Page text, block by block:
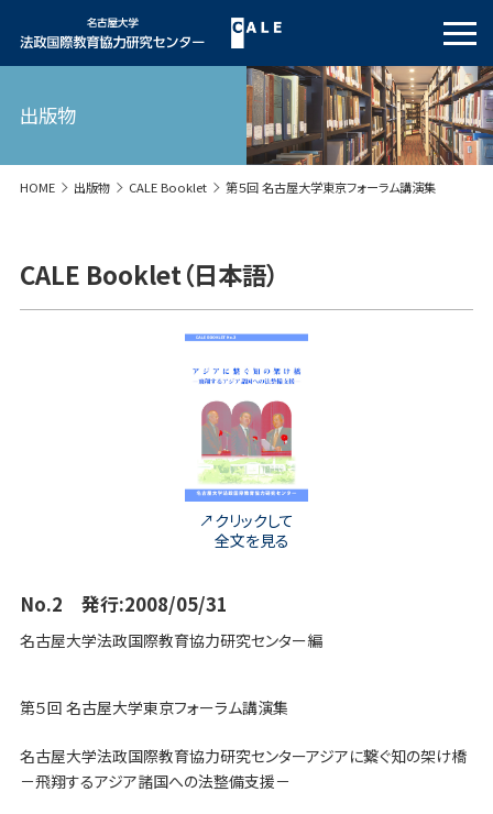
出版物
HOME 出版物 CALE Booklet 第５回 名古屋大学東京フォーラム講演集
CALE Booklet（日本語）
クリックして
全文を見る
No.2 発行:2008/05/31
名古屋大学法政国際教育協力研究センター編
第５回 名古屋大学東京フォーラム講演集
名古屋大学法政国際教育協力研究センターアジアに繋ぐ知の架け橋
－飛翔するアジア諸国への法整備支援－